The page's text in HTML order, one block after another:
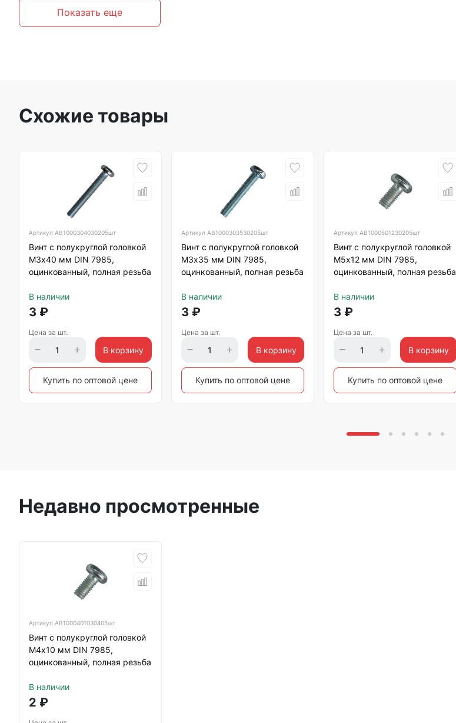
Показать еще
Схожие товары
Артикул АВ1000304030205шт
Винт с полукруглой головкой
М3х40 мм DIN 7985,
оцинкованный, полная резьба
В наличии
3 ₽
Цена за шт.
В корзину
Купить по оптовой цене
Артикул АВ1000303530205шт
Винт с полукруглой головкой
М3х35 мм DIN 7985,
оцинкованный, полная резьба
В наличии
3 ₽
Цена за шт.
В корзину
Купить по оптовой цене
Артикул АВ1000501230205шт
Винт с полукруглой головкой
М5х12 мм DIN 7985,
оцинкованный, полная резьба
В наличии
3 ₽
Цена за шт.
В корзину
Купить по оптовой цене
Недавно просмотренные
Артикул АВ1000401030405шт
Винт с полукруглой головкой
М4х10 мм DIN 7985,
оцинкованный, полная резьба
В наличии
2 ₽